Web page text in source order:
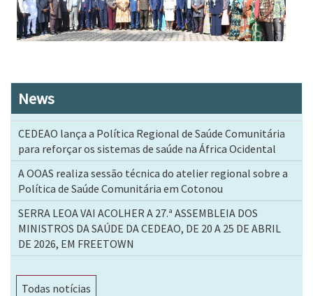
News
CEDEAO lança a Política Regional de Saúde Comunitária
para reforçar os sistemas de saúde na África Ocidental
A OOAS realiza sessão técnica do atelier regional sobre a
Política de Saúde Comunitária em Cotonou
SERRA LEOA VAI ACOLHER A 27.ª ASSEMBLEIA DOS
MINISTROS DA SAÚDE DA CEDEAO, DE 20 A 25 DE ABRIL
DE 2026, EM FREETOWN
Todas notícias